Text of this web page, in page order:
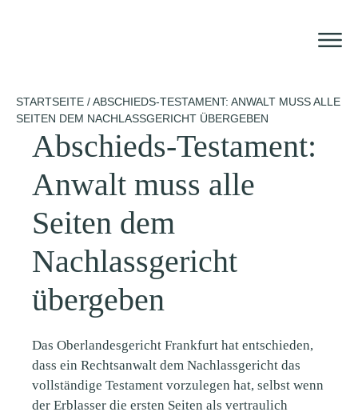
STARTSEITE /ABSCHIEDS-TESTAMENT: ANWALT MUSS ALLE
SEITEN DEM NACHLASSGERICHT ÜBERGEBEN
Abschieds-Testament:
Anwalt muss alle
Seiten dem
Nachlassgericht
übergeben
Das Oberlandesgericht Frankfurt hat entschieden,
dass ein Rechtsanwalt dem Nachlassgericht das
vollständige Testament vorzulegen hat, selbst wenn
der Erblasser die ersten Seiten als vertraulich